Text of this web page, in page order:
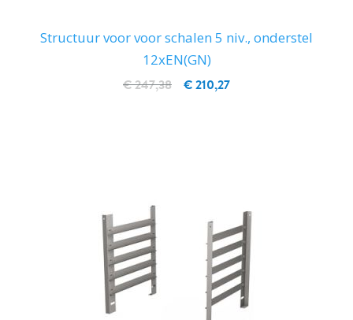
Structuur voor voor schalen 5 niv., onderstel
12xEN(GN)
€ 210,27
€ 247,38